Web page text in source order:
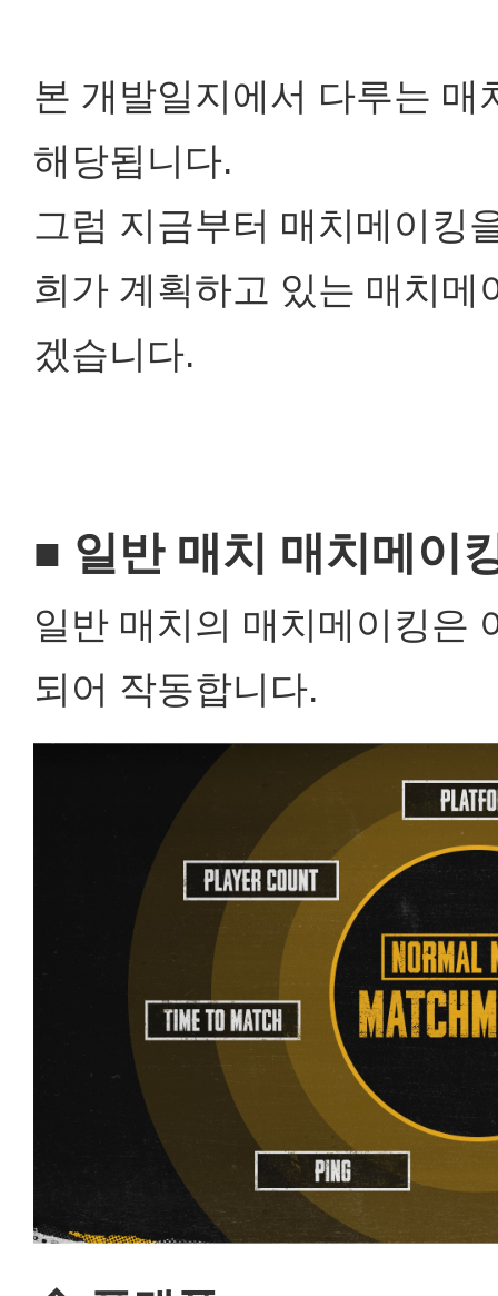
본 개발일지에서 다루는
해당됩니다.
그럼 지금부터 매치메이킹
희가 계획하고 있는 매치
겠습니다.
■ 일반 매치 매치메이
일반 매치의 매치메이킹은
되어 작동합니다.